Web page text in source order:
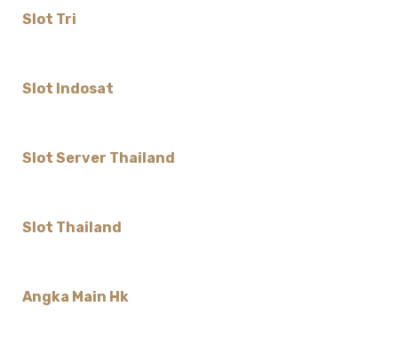
Slot Tri
Slot Indosat
Slot Server Thailand
Slot Thailand
Angka Main Hk